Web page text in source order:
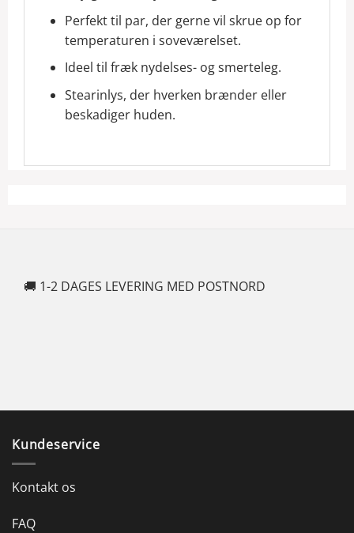
Perfekt til par, der gerne vil skrue op for
temperaturen i soveværelset.
Ideel til fræk nydelses- og smerteleg.
Stearinlys, der hverken brænder eller
beskadiger huden.
🚚 1-2 DAGES LEVERING MED POSTNORD
Kundeservice
Kontakt os
FAQ